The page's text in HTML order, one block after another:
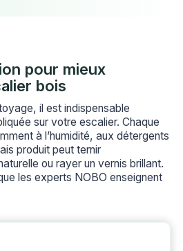
pour mieux
bois
il est indispensable
sur votre escalier. Chaque
à l’humidité, aux détergents
produit peut ternir
ou rayer un vernis brillant.
les experts NOBO enseignent